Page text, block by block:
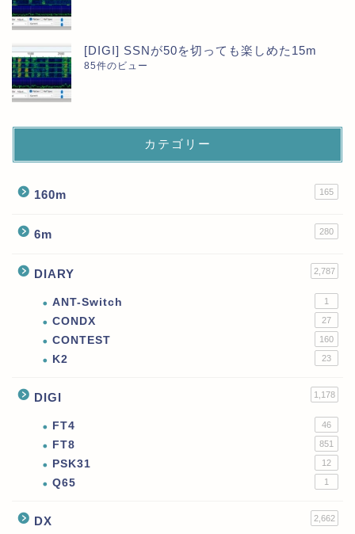
[DIGI] SSNが50を切っても楽しめた15m
85件のビュー
カテゴリー
160m 165
6m 280
DIARY 2,787
ANT-Switch 1
CONDX 27
CONTEST 160
K2 23
DIGI 1,178
FT4 46
FT8 851
PSK31 12
Q65 1
DX 2,662